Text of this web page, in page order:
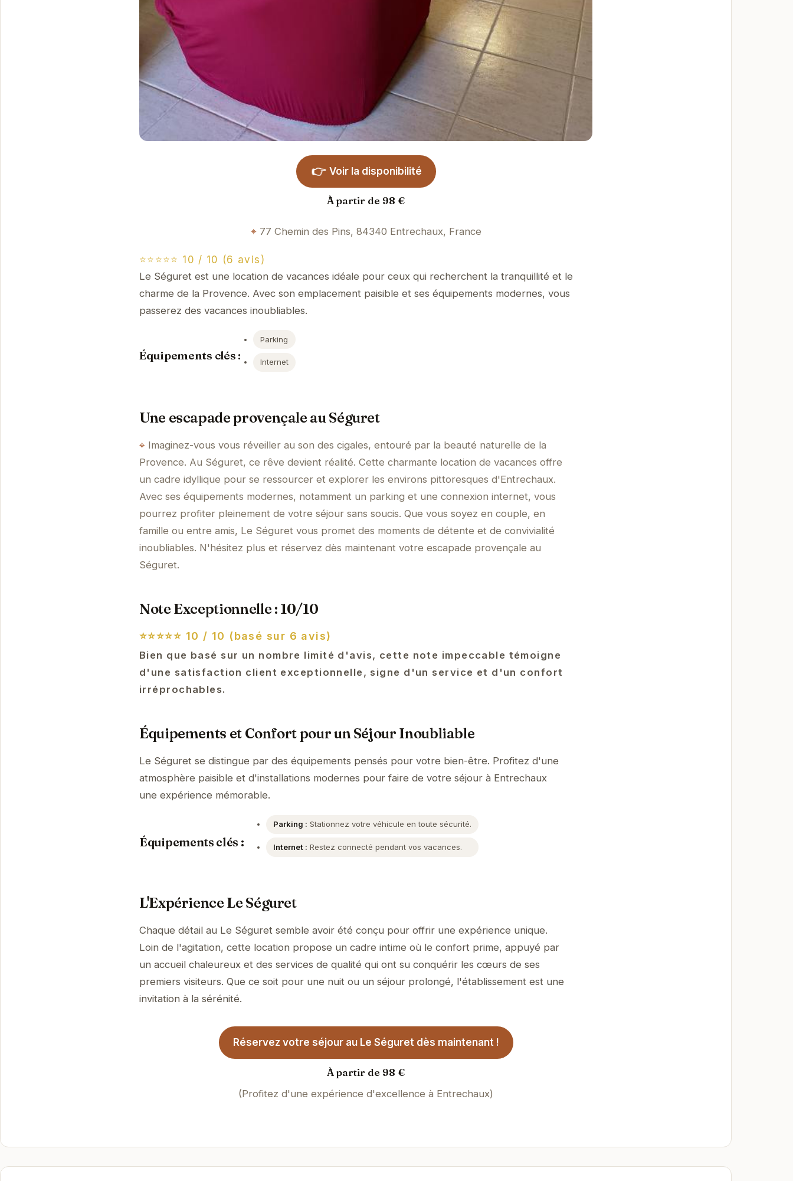
👉 Voir la disponibilité
À partir de 98 €
77 Chemin des Pins, 84340 Entrechaux, France
⭐⭐⭐⭐⭐ 10 / 10 (6 avis)
Le Séguret est une location de vacances idéale pour ceux qui recherchent la tranquillité et le
charme de la Provence. Avec son emplacement paisible et ses équipements modernes, vous
passerez des vacances inoubliables.
Équipements clés :
Parking
Internet
Une escapade provençale au Séguret
Imaginez-vous vous réveiller au son des cigales, entouré par la beauté naturelle de la
Provence. Au Séguret, ce rêve devient réalité. Cette charmante location de vacances offre
un cadre idyllique pour se ressourcer et explorer les environs pittoresques d'Entrechaux.
Avec ses équipements modernes, notamment un parking et une connexion internet, vous
pourrez profiter pleinement de votre séjour sans soucis. Que vous soyez en couple, en
famille ou entre amis, Le Séguret vous promet des moments de détente et de convivialité
inoubliables. N'hésitez plus et réservez dès maintenant votre escapade provençale au
Séguret.
Note Exceptionnelle : 10/10
⭐⭐⭐⭐⭐ 10 / 10 (basé sur 6 avis)
Bien que basé sur un nombre limité d'avis, cette note impeccable témoigne
d'une satisfaction client exceptionnelle, signe d'un service et d'un confort
irréprochables.
Équipements et Confort pour un Séjour Inoubliable
Le Séguret se distingue par des équipements pensés pour votre bien-être. Profitez d'une
atmosphère paisible et d'installations modernes pour faire de votre séjour à Entrechaux
une expérience mémorable.
Équipements clés :
Parking : Stationnez votre véhicule en toute sécurité.
Internet : Restez connecté pendant vos vacances.
L'Expérience Le Séguret
Chaque détail au Le Séguret semble avoir été conçu pour offrir une expérience unique.
Loin de l'agitation, cette location propose un cadre intime où le confort prime, appuyé par
un accueil chaleureux et des services de qualité qui ont su conquérir les cœurs de ses
premiers visiteurs. Que ce soit pour une nuit ou un séjour prolongé, l'établissement est une
invitation à la sérénité.
Réservez votre séjour au Le Séguret dès maintenant !
À partir de 98 €
(Profitez d'une expérience d'excellence à Entrechaux)